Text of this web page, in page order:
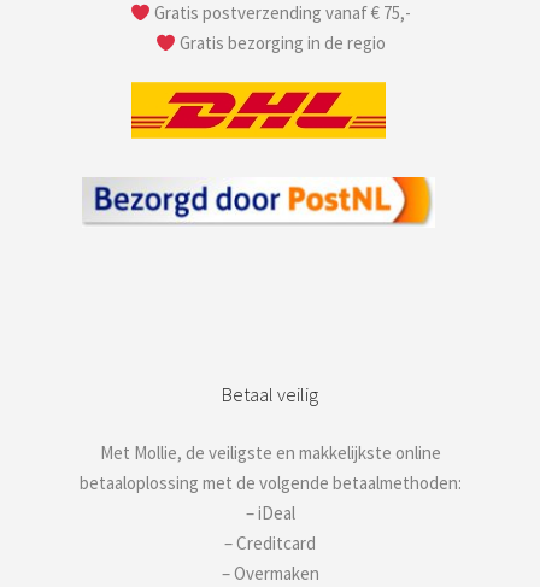
Gratis postverzending vanaf € 75,-
Gratis bezorging in de regio
Betaal veilig
Met Mollie, de veiligste en makkelijkste online
betaaloplossing met de volgende betaalmethoden:
– iDeal
– Creditcard
– Overmaken